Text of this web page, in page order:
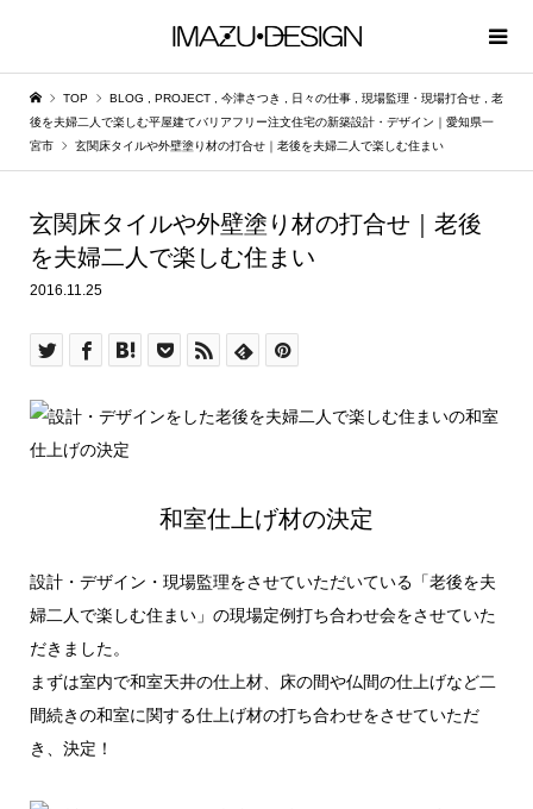
TOP BLOG PROJECT 今津さつき 日々の仕事 現場監理・現場打合せ
老
後を夫婦二人で楽しむ平屋建てバリアフリー注文住宅の新築設計・デザイン｜愛知県一
宮市
玄関床タイルや外壁塗り材の打合せ｜老後を夫婦二人で楽しむ住まい
玄関床タイルや外壁塗り材の打合せ｜老後
を夫婦二人で楽しむ住まい
2016.11.25
和室仕上げ材の決定
設計・デザイン・現場監理をさせていただいている「老後を夫
婦二人で楽しむ住まい」の現場定例打ち合わせ会をさせていた
だきました。
まずは室内で和室天井の仕上材、床の間や仏間の仕上げなど二
間続きの和室に関する仕上げ材の打ち合わせをさせていただ
き、決定！